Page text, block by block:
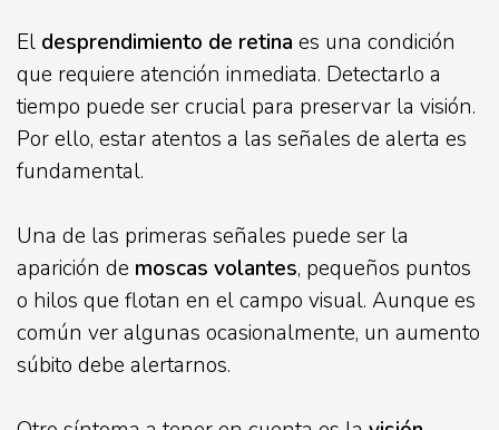
El desprendimiento de retina es una condición
que requiere atención inmediata. Detectarlo a
tiempo puede ser crucial para preservar la visión.
Por ello, estar atentos a las señales de alerta es
fundamental.
Una de las primeras señales puede ser la
aparición de moscas volantes, pequeños puntos
o hilos que flotan en el campo visual. Aunque es
común ver algunas ocasionalmente, un aumento
súbito debe alertarnos.